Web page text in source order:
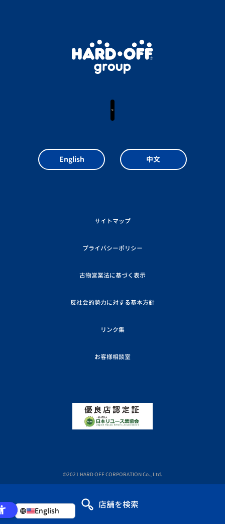
English
店舗を検索
サイトマップ
プライバシーポリシー
古物営業法に基づく表示
反社会的勢力に対する基本方針
リンク集
お客様相談室
English 中文
©2021 HARD OFF CORPORATION Co., Ltd.